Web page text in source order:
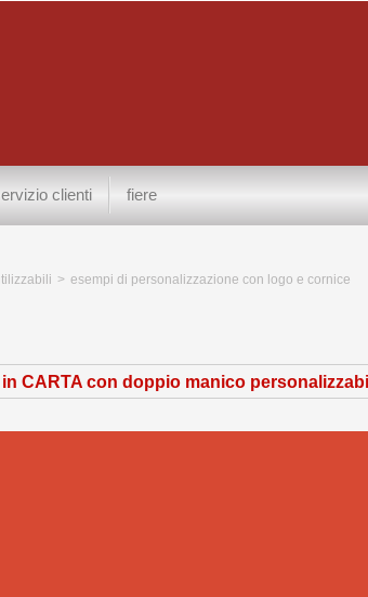
clienti fiere
> esempi di personalizzazione con logo e cornice
CARTA con doppio manico